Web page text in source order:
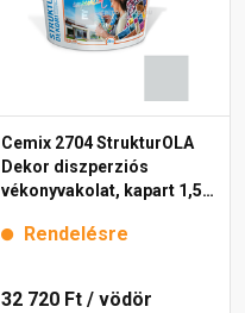
Cemix 2704 StrukturOLA
Dekor diszperziós
vékonyvakolat, kapart 1,5
Rendelésre
32 720 Ft / vödör